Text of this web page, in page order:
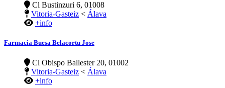
Cl Bustinzuri 6, 01008
Vitoria-Gasteiz < Álava
+info
Farmacia Buesa Belacortu Jose
Cl Obispo Ballester 20, 01002
Vitoria-Gasteiz < Álava
+info